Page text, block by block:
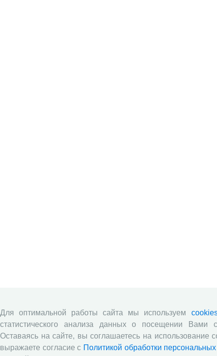
Для оптимальной работы сайта мы используем
статистического анализа данных о посещении Вами
Оставаясь на сайте, вы соглашаетесь на использование
выражаете согласие с Политикой обработки